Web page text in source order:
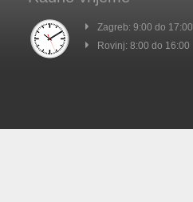
Zagreb: 9:00 do 17:00
Rovinj: 8:00 do 16:00